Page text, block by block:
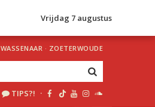
Vrijdag 7 augustus
WASSENAAR · ZOETERWOUDE
TIPS?! ·